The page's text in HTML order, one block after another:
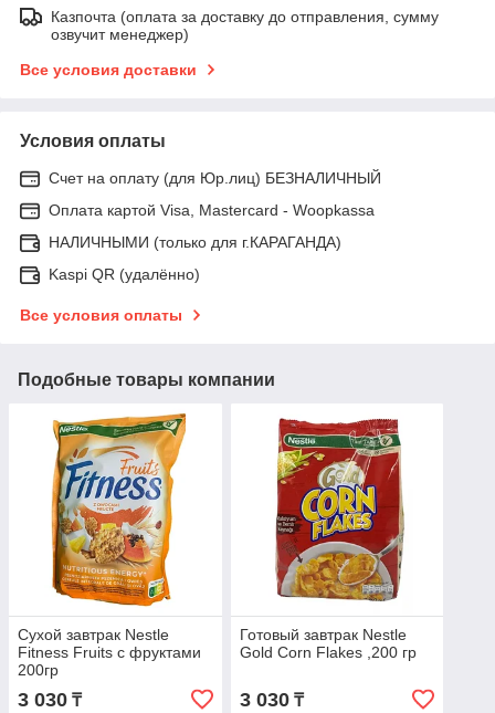
Казпочта (оплата за доставку до отправления, сумму
озвучит менеджер)
Все условия доставки
Условия оплаты
Счет на оплату (для Юр.лиц) БЕЗНАЛИЧНЫЙ
Оплата картой Visa, Mastercard - Woopkassa
НАЛИЧНЫМИ (только для г.КАРАГАНДА)
Kaspi QR (удалённо)
Все условия оплаты
Подобные товары компании
Сухой завтрак Nestle
Fitness Fruits с фруктами
200гр
3 030 ₸
Готовый завтрак Nestle
Gold Corn Flakes ,200 гр
3 030₸